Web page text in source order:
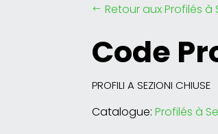
# Retour aux Profilés à
Code
PROFILI A SEZIONI CHIUSE
Catalogue:Profilés à